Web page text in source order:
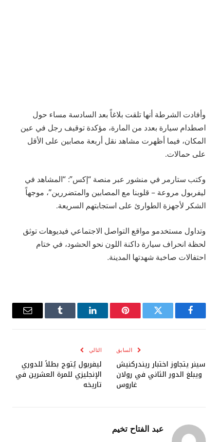
وأفادت الشرطة أنها تلقت بلاغاً بعد السادسة مساء حول
اصطدام سيارة بعدد من المارة، مؤكدة توقيف رجل في عين
المكان، فيما أظهرت مشاهد نقل أربعة مصابين على الأقل
على حمالات.
وكتب ستارمر في منشور عبر منصة “إكس”: “المشاهد في
ليفربول مروعة – قلوبنا مع المصابين والمتضررين”، موجهاً
الشكر لأجهزة الطوارئ على استجابتهم السريعة.
وتداول مستخدمو مواقع التواصل الاجتماعي فيديوهات توثق
لحظة انحراف سيارة داكنة اللون نحو الحشود، في ختام
احتفالات صاخبة شهدتها المدينة.
فيسبوك تويتر بينتيريستلينكدإن Tumblr
البريد
السابق
سينر يتجاوز اختبار ريندركنيش
ويبلغ الدور الثاني في رولان
غاروس
التالي
ليفربول يُتوج بطلاً للدوري
الإنجليزي للمرة العشرين في
تاريخه
عبد الفتاح تخيم